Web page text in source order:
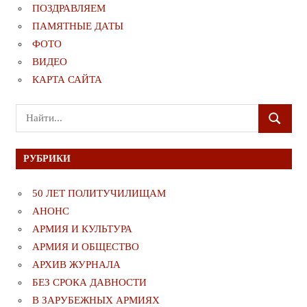
ПОЗДРАВЛЯЕМ
ПАМЯТНЫЕ ДАТЫ
ФОТО
ВИДЕО
КАРТА САЙТА
Поиск
для:
ПОИСК
РУБРИКИ
50 ЛЕТ ПОЛИТУЧИЛИЩАМ
АНОНС
АРМИЯ И КУЛЬТУРА
АРМИЯ И ОБЩЕСТВО
АРХИВ ЖУРНАЛА
БЕЗ СРОКА ДАВНОСТИ
В ЗАРУБЕЖНЫХ АРМИЯХ